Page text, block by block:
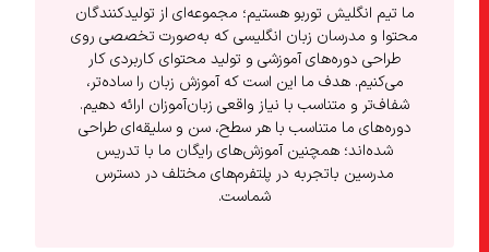
ما تیم انگلیش توربو هستیم؛ مجموعه‌ای از تولیدکنندگان
محتوا و مدرسان زبان انگلیسی که به‌صورت تخصصی روی
طراحی دوره‌های آموزشی و تولید محتوای کاربردی کار
می‌کنیم. هدف ما این است که آموزش زبان را ساده‌تر،
شفاف‌تر و متناسب با نیاز واقعی زبان‌آموزان ارائه دهیم.
دوره‌های ما متناسب با هر سطح، سن و سلیقه‌ای طراحی
شده‌اند؛ همچنین آموزش‌های رایگان ما با تدریس
مدرسین باتجربه در پلتفرم‌های مختلف در دسترس
شماست.